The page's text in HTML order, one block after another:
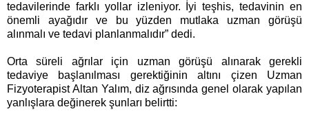
tedavilerinde farklı yollar izleniyor. İyi teşhis, tedavinin en
önemli ayağıdır ve bu yüzden mutlaka uzman görüşü
alınmalı ve tedavi planlanmalıdır” dedi.
Orta süreli ağrılar için uzman görüşü alınarak gerekli
tedaviye başlanılması gerektiğinin altını çizen Uzman
Fizyoterapist Altan Yalım, diz ağrısında genel olarak yapılan
yanlışlara değinerek şunları belirtti: